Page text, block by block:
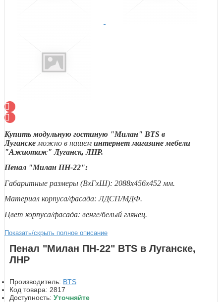
Купить модульную гостиную "Милан" BTS в
Луганске можно в нашем интернет магазине мебели
"Ажиотаж" Луганск, ЛНР.
Пенал "Милан ПН-22":
Габаритные размеры (ВxГxШ): 2088x456x452 мм.
Материал корпуса/фасада: ЛДСП/МДФ.
Цвет корпуса/фасада: венге/белый глянец.
Показать/скрыть полное описание
Пенал "Милан ПН-22" BTS в Луганске,
ЛНР
Производитель: BTS
Код товара: 2817
Доступность: Уточняйте